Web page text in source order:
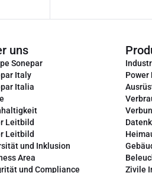
uns
Sonepar
Italy
Italia
Leitbild
Leitbild
und Inklusion
Area
und Compliance
Power
Zivile